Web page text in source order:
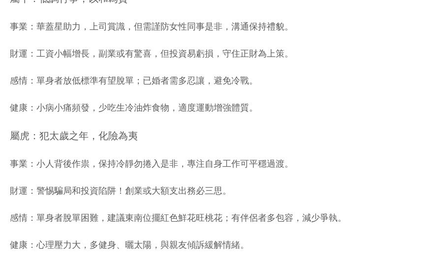
事業：華蓋星助力，上司賞識，但需謹防女性同事是非，溝通保持禮貌。
財運：工資小幅增長，副業或有驚喜，但投資易虧損，守住正財為上策。
感情：單身者放低標準有望脫單；已婚者需多忍讓，避免冷戰。
健康：小病小痛頻發，少吃生冷油炸食物，適度運動增強體質。
屬虎：犯太歲之年，化險為夷
事業：小人背後作祟，保持冷靜勿捲入是非，專注自身工作可平穩過渡。
財運：警惕騙局和投資陷阱！創業或大額支出務必三思。
感情：單身者脫單困難，建議東南位擺紅色鮮花旺桃花；有伴侶者多包容，減少爭執。
健康：心理壓力大，多健身、曬太陽，與親友傾訴緩解情緒。